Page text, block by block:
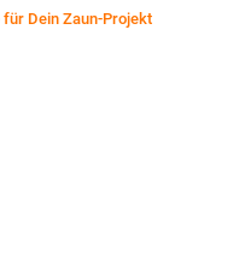
Dein Zaun-Projekt